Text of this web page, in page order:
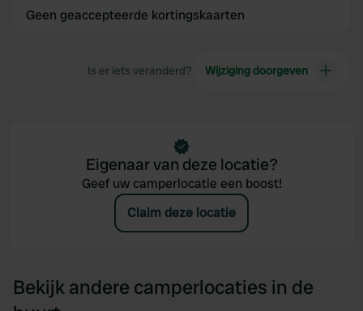
Geen geaccepteerde kortingskaarten
Is er iets veranderd? Wijziging doorgeven
Eigenaar van deze locatie?
Geef uw camperlocatie een boost!
Claim deze locatie
Bekijk andere camperlocaties in de